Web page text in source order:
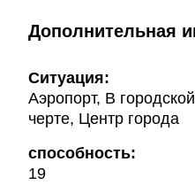
Дополнительная
Ситуация:
Аэропорт, В
черте, Центр города
способность:
19